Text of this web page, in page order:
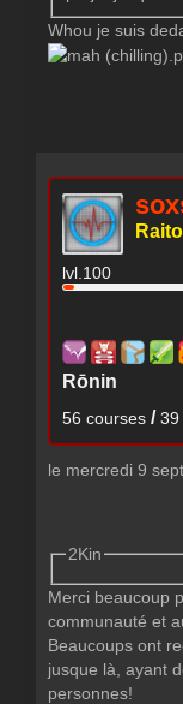
Whou je suis
lvl.100
Rōnin
56 courses /39
le mercredi 9
2Kin
Merci beaucoup
communauté et
Beaucoups ont
jusque là, ayant
personnes!